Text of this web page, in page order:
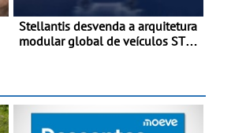
Stellantis desvenda a arquitetura
modular global de veículos STLA
diferentes numa única
arquitetura escalável